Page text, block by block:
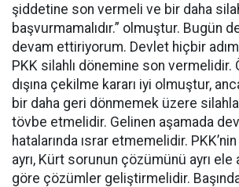
şiddetine son vermeli ve bir daha
başvurmamalıdır.” olmuştur. Bugün de
devam ettiriyorum. Devlet hiçbir
PKK silahlı dönemine son vermelidir.
dışına çekilme kararı iyi olmuştur,
bir daha geri dönmemek üzere
tövbe etmelidir. Gelinen aşamada
hatalarında ısrar etmemelidir.
ayrı, Kürt sorunun çözümünü ayrı ele
göre çözümler geliştirmelidir.